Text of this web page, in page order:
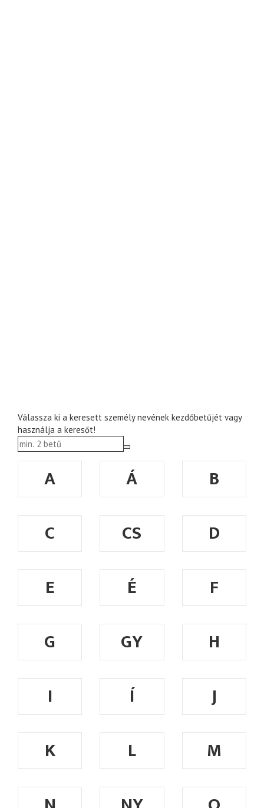
Válassza ki a keresett személy nevének kezdőbetűjét vagy
használja a keresőt!
A Á
B
C
CS
D
E
É
F
G
GY
H
I
Í
J
K
L
M